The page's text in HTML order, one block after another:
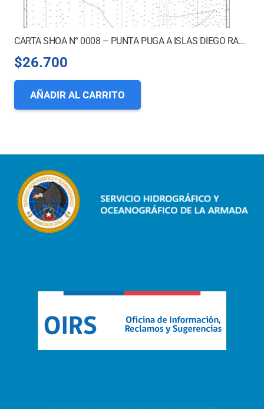
CARTA SHOA N° 0008 – PUNTA PUGA A ISLAS DIEGO RAMÍREZ *
$26.700
AÑADIR AL CARRITO